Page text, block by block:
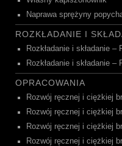
Naprawa sprężyny
ROZKŁADANIE I
Rozkładanie i składanie –
Rozkładanie i składanie –
OPRACOWANIA
Rozwój ręcznej i ciężkiej
Rozwój ręcznej i ciężkiej
Rozwój ręcznej i ciężkiej
Rozwój ręcznej i ciężkiej